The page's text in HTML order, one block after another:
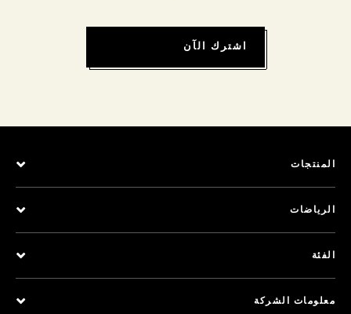
اشترك الآن
المنتجات
الرياضات
الفئة
معلومات الشركة